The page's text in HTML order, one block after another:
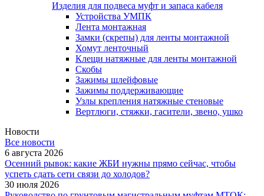
Изделия для подвеса муфт и запаса кабеля
Устройства УМПК
Лента монтажная
Замки (скрепы) для ленты монтажной
Хомут ленточный
Клещи натяжные для ленты монтажной
Скобы
Зажимы шлейфовые
Зажимы поддерживающие
Узлы крепления натяжные стеновые
Вертлюги, стяжки, гасители, звено, ушко
Новости
Все новости
6 августа 2026
Осенний рывок: какие ЖБИ нужны прямо сейчас, чтобы
успеть сдать сети связи до холодов?
30 июля 2026